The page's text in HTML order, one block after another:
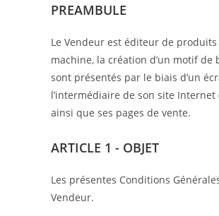
PREAMBULE
Le Vendeur est éditeur de
machine, la création d’un motif
sont présentés par le biais d’un
l’intermédiaire de son site
ainsi que ses pages de vente.
ARTICLE 1 - OBJET
Les présentes Conditions
Vendeur.